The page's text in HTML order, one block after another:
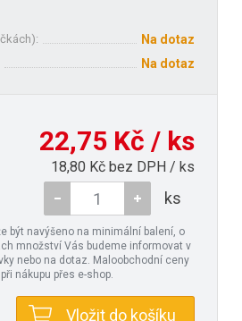
):
Na dotaz
Na dotaz
22,75 Kč / ks
18,80 Kč bez DPH / ks
ks
být navýšeno na minimální balení, o
množství Vás budeme informovat v
nebo na dotaz. Maloobchodní ceny
nákupu přes e-shop.
Vložit do košíku